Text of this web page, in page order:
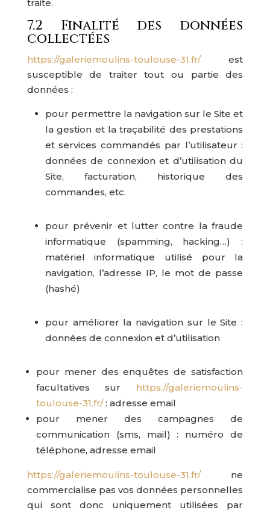
traite.
7.2 Finalité des données
collectées
https://galeriemoulins-toulouse-31.fr/est
susceptible de traiter tout ou partie des
données :
pour permettre la navigation sur le Site et
la gestion et la traçabilité des prestations
et services commandés par l’utilisateur :
données de connexion et d’utilisation du
Site, facturation, historique des
commandes, etc.
pour prévenir et lutter contre la fraude
informatique (spamming, hacking…) :
matériel informatique utilisé pour la
navigation, l’adresse IP, le mot de passe
(hashé)
pour améliorer la navigation sur le Site :
données de connexion et d’utilisation
pour mener des enquêtes de satisfaction
facultatives sur https://galeriemoulins-
toulouse-31.fr/: adresse email
pour mener des campagnes de
communication (sms, mail) : numéro de
téléphone, adresse email
https://galeriemoulins-toulouse-31.fr/ne
commercialise pas vos données personnelles
qui sont donc uniquement utilisées par